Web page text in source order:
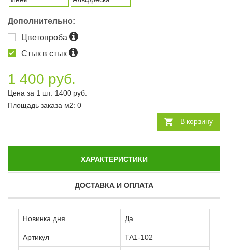
Дополнительно:
Цветопроба
Стык в стык
1 400 руб.
Цена за 1 шт: 1400 руб.
Площадь заказа м2: 0
В корзину
ХАРАКТЕРИСТИКИ
ДОСТАВКА И ОПЛАТА
Новинка дня Да
Артикул ТА1-102